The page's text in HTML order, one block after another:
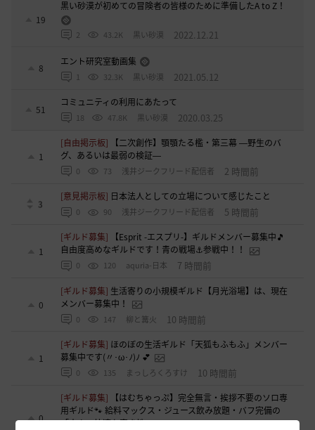
19
黒い砂漠が初めての冒険者の皆様のために準備したA to Z！
2 43.2K 黒い砂漠 2022.12.21
8
エント研究室動画集
1 32.3K 黒い砂漠 2021.05.12
51
コミュニティの利用にあたって
18 47.8K 黒い砂漠 2020.03.25
1
[自由掲示板]
【二次創作】顎顎たる檻・第三幕 ―野生のバ
グ、あるいは最弱の検証―
0 73 浅井ジークフリード配信者 2 時間前
3
[意見掲示板] 日本法人としての立場について感じたこと
0 90 浅井ジークフリード配信者 5 時間前
1
[ギルド募集]
【Esprit -エスプリ-】ギルドメンバー募集中🎵
自由度高めなギルドです！青の戦場⚓参戦中！！
0 120 aquria-日本 7 時間前
0
[ギルド募集] 生活寄りの小規模ギルド【月光浴場】は、現在
メンバー募集中！
0 147 柳と篝火 10 時間前
1
[ギルド募集] ほのぼの生活ギルド「天狐もふもふ」メンバー
募集中です(〃･ω･ﾉ)ﾉ 💕
0 135 まっしろくろすけ 10 時間前
0
[ギルド募集]
【はむちゃっぷ】完全無言・挨拶不要のソロ専
用ギルド🐾 給料マックス・ジュース飲み放題・バフ完備の
「大人の快適な空き地」